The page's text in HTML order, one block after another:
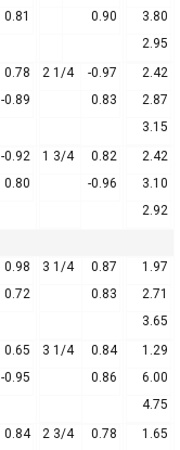
0.81
0.90
3.80
2.95
0.78
-0.89
2 1/4
-0.97
0.83
2.42
2.87
3.15
-0.92
0.80
1 3/4
0.82
-0.96
2.42
3.10
2.92
0.98
0.72
3 1/4
0.87
0.83
1.97
2.71
3.65
0.65
-0.95
3 1/4
0.84
0.86
1.29
6.00
4.75
0.84
2 3/4
0.78
1.65